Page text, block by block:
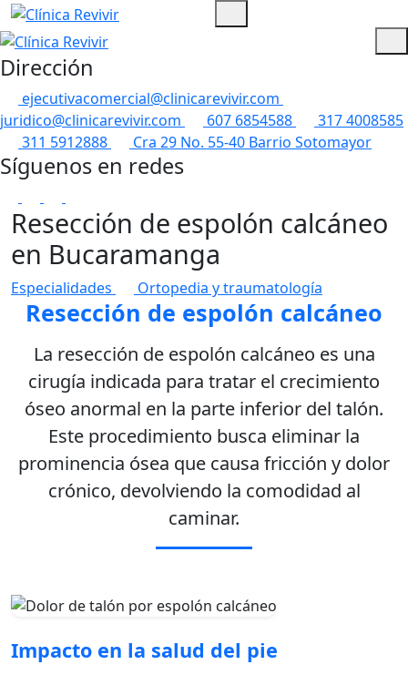
Dirección
ejecutivacomercial@clinicarevivir.com
juridico@clinicarevivir.com
607 6854588
317 4008585
311 5912888
Cra 29 No. 55-40 Barrio Sotomayor
Síguenos en redes
Resección de espolón calcáneo
en Bucaramanga
Especialidades Ortopedia y traumatología
Resección de espolón calcáneo
La resección de espolón calcáneo es una
cirugía indicada para tratar el crecimiento
óseo anormal en la parte inferior del talón.
Este procedimiento busca eliminar la
prominencia ósea que causa fricción y dolor
crónico, devolviendo la comodidad al
caminar.
Impacto en la salud del pie